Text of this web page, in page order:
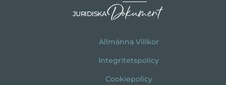
JURIDISKA Dokument
Allmänna Villkor
Integritetspolicy
Cookiepolicy